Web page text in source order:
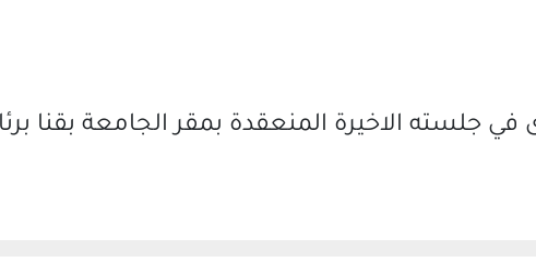
الاخيرة المنعقدة بمقر الجامعة بقنا